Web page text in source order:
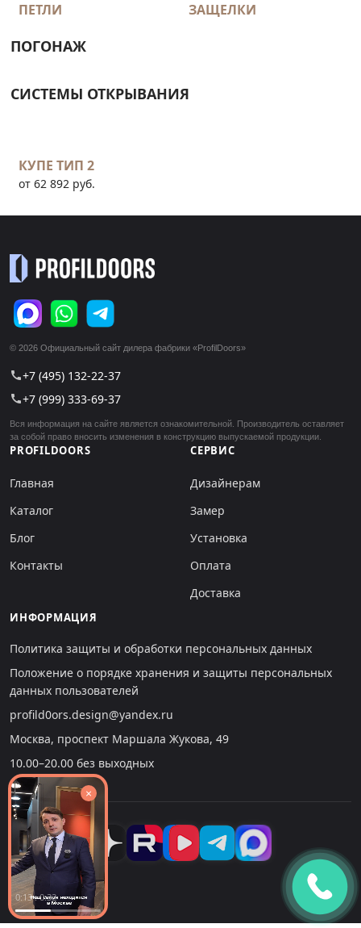
ПЕТЛИ ЗАЩЕЛКИ
ПОГОНАЖ
СИСТЕМЫ ОТКРЫВАНИЯ
КУПЕ ТИП 2
от 62 892 руб.
© 2026 Официальный сайт дилера фабрики «ProfilDoors»
call+7 (495) 132-22-37
call+7 (999) 333-69-37
Вся информация на сайте является ознакомительной. Производитель оставляет
за собой право вносить изменения в конструкцию выпускаемой продукции.
PROFILDOORS
Главная
Каталог
Блог
Контакты
СЕРВИС
Дизайнерам
Замер
Установка
Оплата
Доставка
ИНФОРМАЦИЯ
Политика защиты и обработки персональных данных
Положение о порядке хранения и защиты персональных
данных пользователей
profild0ors.design@yandex.ru
Москва, проспект Маршала Жукова, 49
10.00–20.00 без выходных
0:14 : 0:32
×